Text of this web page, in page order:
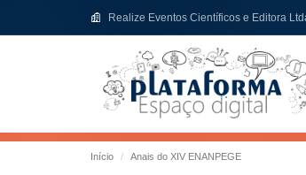
Realize Eventos Científicos e Editora
Início Anais do XIV ENANPEGE